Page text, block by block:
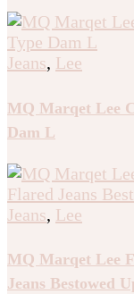
Jeans, Lee
MQ Marqet Lee
Dam L
Jeans, Lee
MQ Marqet Lee
Jeans Bestowed